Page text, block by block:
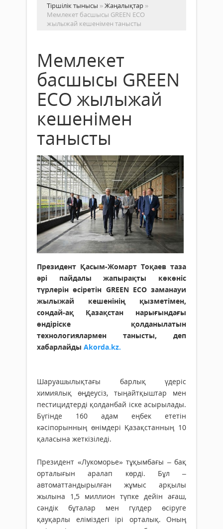
Тіршілік тынысы »Жаңалықтар »
Мемлекет басшысы GREEN ЕСО
жылыжай кешенімен танысты
Мемлекет
басшысы GREEN
ЕСО жылыжай
кешенімен
танысты
Президент Қасым-Жомарт Тоқаев таза
әрі пайдалы жапырақты көкөніс
түрлерін өсіретін GREEN ЕСО заманауи
жылыжай кешенінің қызметімен,
сондай-ақ Қазақстан нарығындағы
өндіріске қолданылатын
технологиялармен танысты, деп
хабарлайды Akorda.kz.
Шаруашылықтағы барлық үдеріс
химиялық өңдеусіз, тыңайтқыштар мен
пестицидтерді қолданбай іске асырылады.
Бүгінде 160 адам еңбек ететін
кәсіпорынның өнімдері Қазақстанның 10
қаласына жеткізіледі.
Президент «Лукоморье» тұқымбағы – бақ
орталығын аралап көрді. Бұл –
автоматтандырылған жұмыс арқылы
жылына 1,5 миллион түпке дейін ағаш,
сәндік бұталар мен гүлдер өсіруге
қауқарлы еліміздегі ірі орталық. Оның